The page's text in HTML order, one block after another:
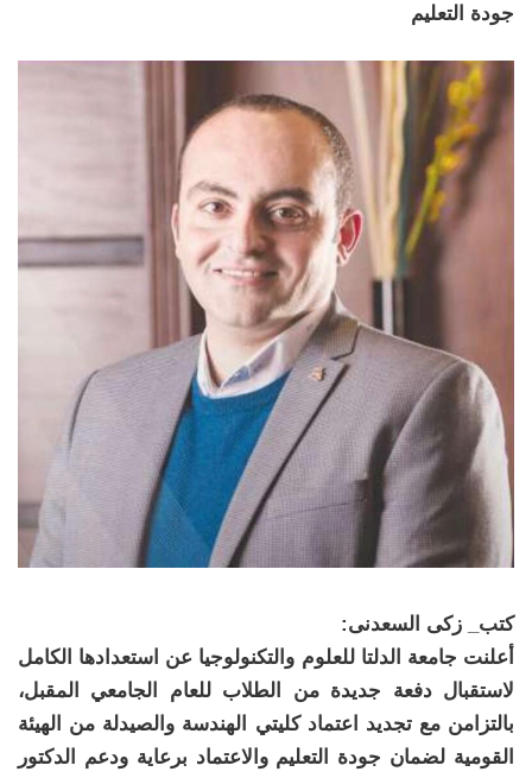
جودة التعليم
كتب_ زكى السعدنى:
أعلنت جامعة الدلتا للعلوم والتكنولوجيا عن استعدادها الكامل
لاستقبال دفعة جديدة من الطلاب للعام الجامعي المقبل،
بالتزامن مع تجديد اعتماد كليتي الهندسة والصيدلة من الهيئة
القومية لضمان جودة التعليم والاعتماد برعاية ودعم الدكتور